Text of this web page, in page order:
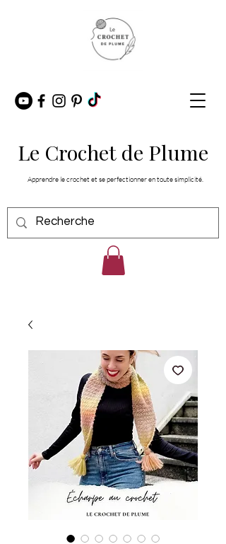
Le Crochet de Plume
Apprendre le crochet et se perfectionner en toute simplicité.